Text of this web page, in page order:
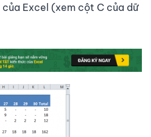
của Excel (xem cột C của dữ